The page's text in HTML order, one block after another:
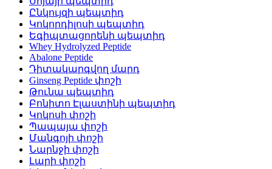
Ընկույզի պեպտիդ
Կոկորդիլոսի պեպտիդ
Եգիպտացորենի պեպտիդ
Whey Hydrolyzed Peptide
Abalone Peptide
Դիտակարգվող մարդ
Ginseng Peptide փոշի
Թունա պեպտիդ
Բոնիտո Էլաստինի պեպտիդ
Կոկոսի փոշի
Պապայա փոշի
Մանգոյի փոշի
Նարնջի փոշի
Լարի փոշի